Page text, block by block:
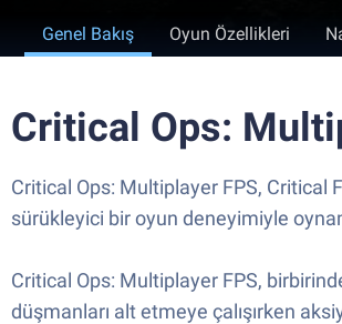
Genel Bakış Oyun Özellikleri
Critical Ops:
Critical Ops: Multiplayer FPS, Critical
sürükleyici bir oyun deneyimiyle
Critical Ops: Multiplayer FPS,
düşmanları alt etmeye çalışırken